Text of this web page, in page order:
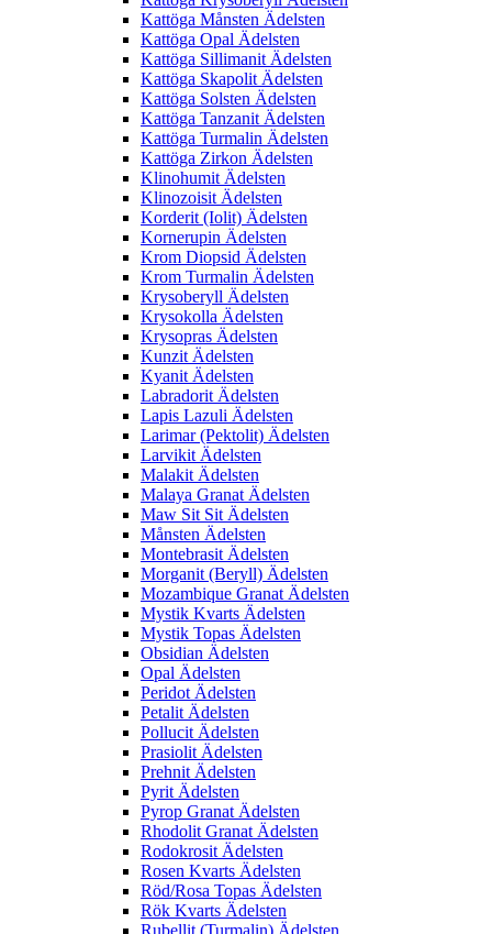
Kattöga Månsten Ädelsten
Kattöga Opal Ädelsten
Kattöga Sillimanit Ädelsten
Kattöga Skapolit Ädelsten
Kattöga Solsten Ädelsten
Kattöga Tanzanit Ädelsten
Kattöga Turmalin Ädelsten
Kattöga Zirkon Ädelsten
Klinohumit Ädelsten
Klinozoisit Ädelsten
Korderit (Iolit) Ädelsten
Kornerupin Ädelsten
Krom Diopsid Ädelsten
Krom Turmalin Ädelsten
Krysoberyll Ädelsten
Krysokolla Ädelsten
Krysopras Ädelsten
Kunzit Ädelsten
Kyanit Ädelsten
Labradorit Ädelsten
Lapis Lazuli Ädelsten
Larimar (Pektolit) Ädelsten
Larvikit Ädelsten
Malakit Ädelsten
Malaya Granat Ädelsten
Maw Sit Sit Ädelsten
Månsten Ädelsten
Montebrasit Ädelsten
Morganit (Beryll) Ädelsten
Mozambique Granat Ädelsten
Mystik Kvarts Ädelsten
Mystik Topas Ädelsten
Obsidian Ädelsten
Opal Ädelsten
Peridot Ädelsten
Petalit Ädelsten
Pollucit Ädelsten
Prasiolit Ädelsten
Prehnit Ädelsten
Pyrit Ädelsten
Pyrop Granat Ädelsten
Rhodolit Granat Ädelsten
Rodokrosit Ädelsten
Rosen Kvarts Ädelsten
Röd/Rosa Topas Ädelsten
Rök Kvarts Ädelsten